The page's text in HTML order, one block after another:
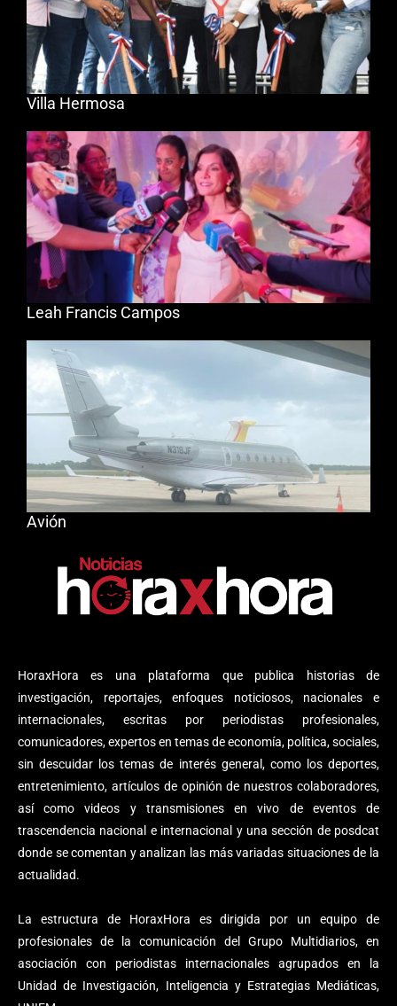
HoraxHora es una plataforma que publica historias de
investigación, reportajes, enfoques noticiosos, nacionales e
internacionales, escritas por periodistas profesionales,
comunicadores, expertos en temas de economía, política, sociales,
sin descuidar los temas de interés general, como los deportes,
entretenimiento, artículos de opinión de nuestros colaboradores,
así como videos y transmisiones en vivo de eventos de
trascendencia nacional e internacional y una sección de posdcat
donde se comentan y analizan las más variadas situaciones de la
actualidad.
La estructura de HoraxHora es dirigida por un equipo de
profesionales de la comunicación del Grupo Multidiarios, en
asociación con periodistas internacionales agrupados en la
Unidad de Investigación, Inteligencia y Estrategias Mediáticas,
Villa Hermosa
Leah Francis Campos
Avión